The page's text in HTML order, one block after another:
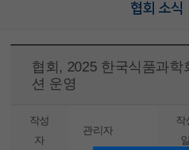
협회 소식
협회, 2025 한국식품과학
션 운영
작성
자
관리자
작
일